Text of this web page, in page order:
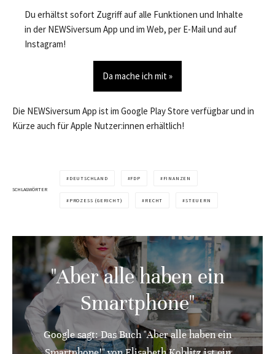
Du erhältst sofort Zugriff auf alle Funktionen und Inhalte
in der NEWSiversum App und im Web, per E-Mail und auf
Instagram!
Da mache ich mit »
Die NEWSiversum App ist im Google Play Store verfügbar und in
Kürze auch für Apple Nutzer:innen erhältlich!
SCHLAGWÖRTER
DEUTSCHLAND FDP FINANZEN
PROZESS (GERICHT) RECHT STEUERN
"Aber alle haben ein
Smartphone"
Google sagt: Das Buch "Aber alle haben ein